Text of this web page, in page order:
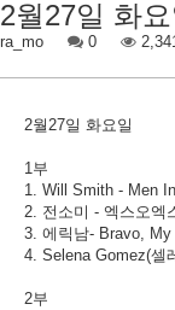
2월27일 화요
ra_mo 0
2월27일 화요일
1부
1. Will Smith - Men
2. 전소미 - 엑스오엑
3. 에릭남- Bravo, My
4. Selena Gomez(셀
2부